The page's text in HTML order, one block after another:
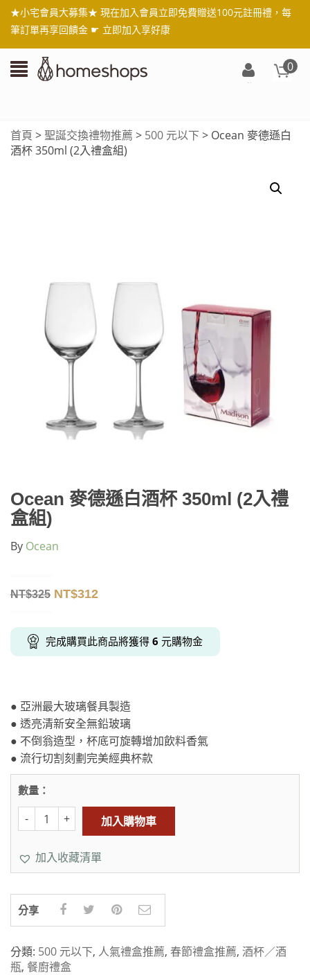
★小宅會員大募集★ 現在加入會員立即免費贈送100元註冊禮，每
筆訂單再享回饋金 ☛ 立即加入享好康
0
冊
首頁 >聖誕交換禮物推薦 > 500 元以下 > Ocean 麥德遜白
酒杯 350ml (2入禮盒組)
Ocean 麥德遜白酒杯 350ml (2入禮
盒組)
By Ocean
NT$325 NT$312
完成購買此商品將獲得 6 元購物金
● 亞洲最大玻璃餐具製造
● 透亮清新安全無鉛玻璃
● 不倒翁造型，杯底可旋轉增加飲料香氣
● 流行切割刻劃完美經典杯款
數量：
加入購物車
加入收藏清單
分享
分類: 500 元以下, 人氣禮盒推薦, 春節禮盒推薦, 酒杯／酒
瓶, 餐廚禮盒